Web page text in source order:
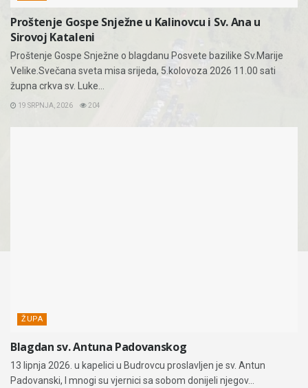
Proštenje Gospe Snježne u Kalinovcu i Sv. Ana u
Sirovoj Kataleni
Proštenje Gospe Snježne o blagdanu Posvete bazilike Sv.Marije
Velike.Svečana sveta misa srijeda, 5.kolovoza 2026 11.00 sati
župna crkva sv. Luke...
19 SRPNJA, 2026 204
ŽUPA
Blagdan sv. Antuna Padovanskog
13 lipnja 2026. u kapelici u Budrovcu proslavljen je sv. Antun
Padovanski, I mnogi su vjernici sa sobom donijeli njegov...